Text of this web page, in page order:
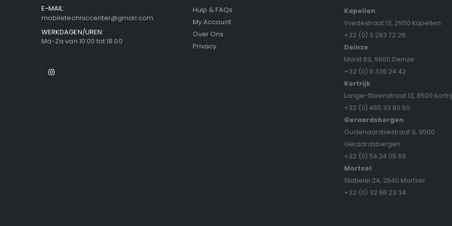
E-MAIL:
mobiletechniccenter@gmail.com
WERKDAGEN/UREN:
Ma-Za van 10:00 tot 18:00
Hulp & FAQs
My Account
Over Ons
Privacy
Kapellen:
Vredestraat 13, 2950 Kapellen
+32 (0) 3 283 72 26
Deinze:
Markt 83, 9800 Deinze
+32 (0) 9 336 24 42
Kortrijk:
Lange-Steenstraat 13, 8500
+32 (0) 465 33 80 50
Geraardsbergen:
Oudenaardsestraat 9, 9500
Geraardsbergen
+32 (0) 54 24 05 69
Mortsel:
Statielei 24, 2640 Mortsel
+32 (0) 32 96 23 34